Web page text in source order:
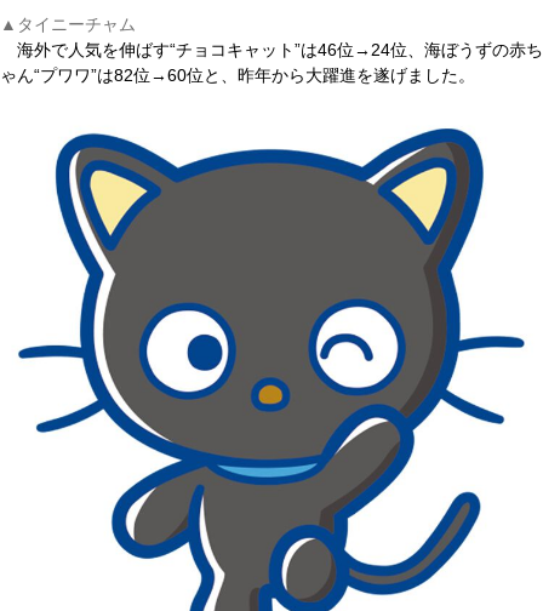
▲タイニーチャム
海外で人気を伸ばす“チョコキャット”は46位→24位、海ぼうずの赤ち
ゃん“プワワ”は82位→60位と、昨年から大躍進を遂げました。